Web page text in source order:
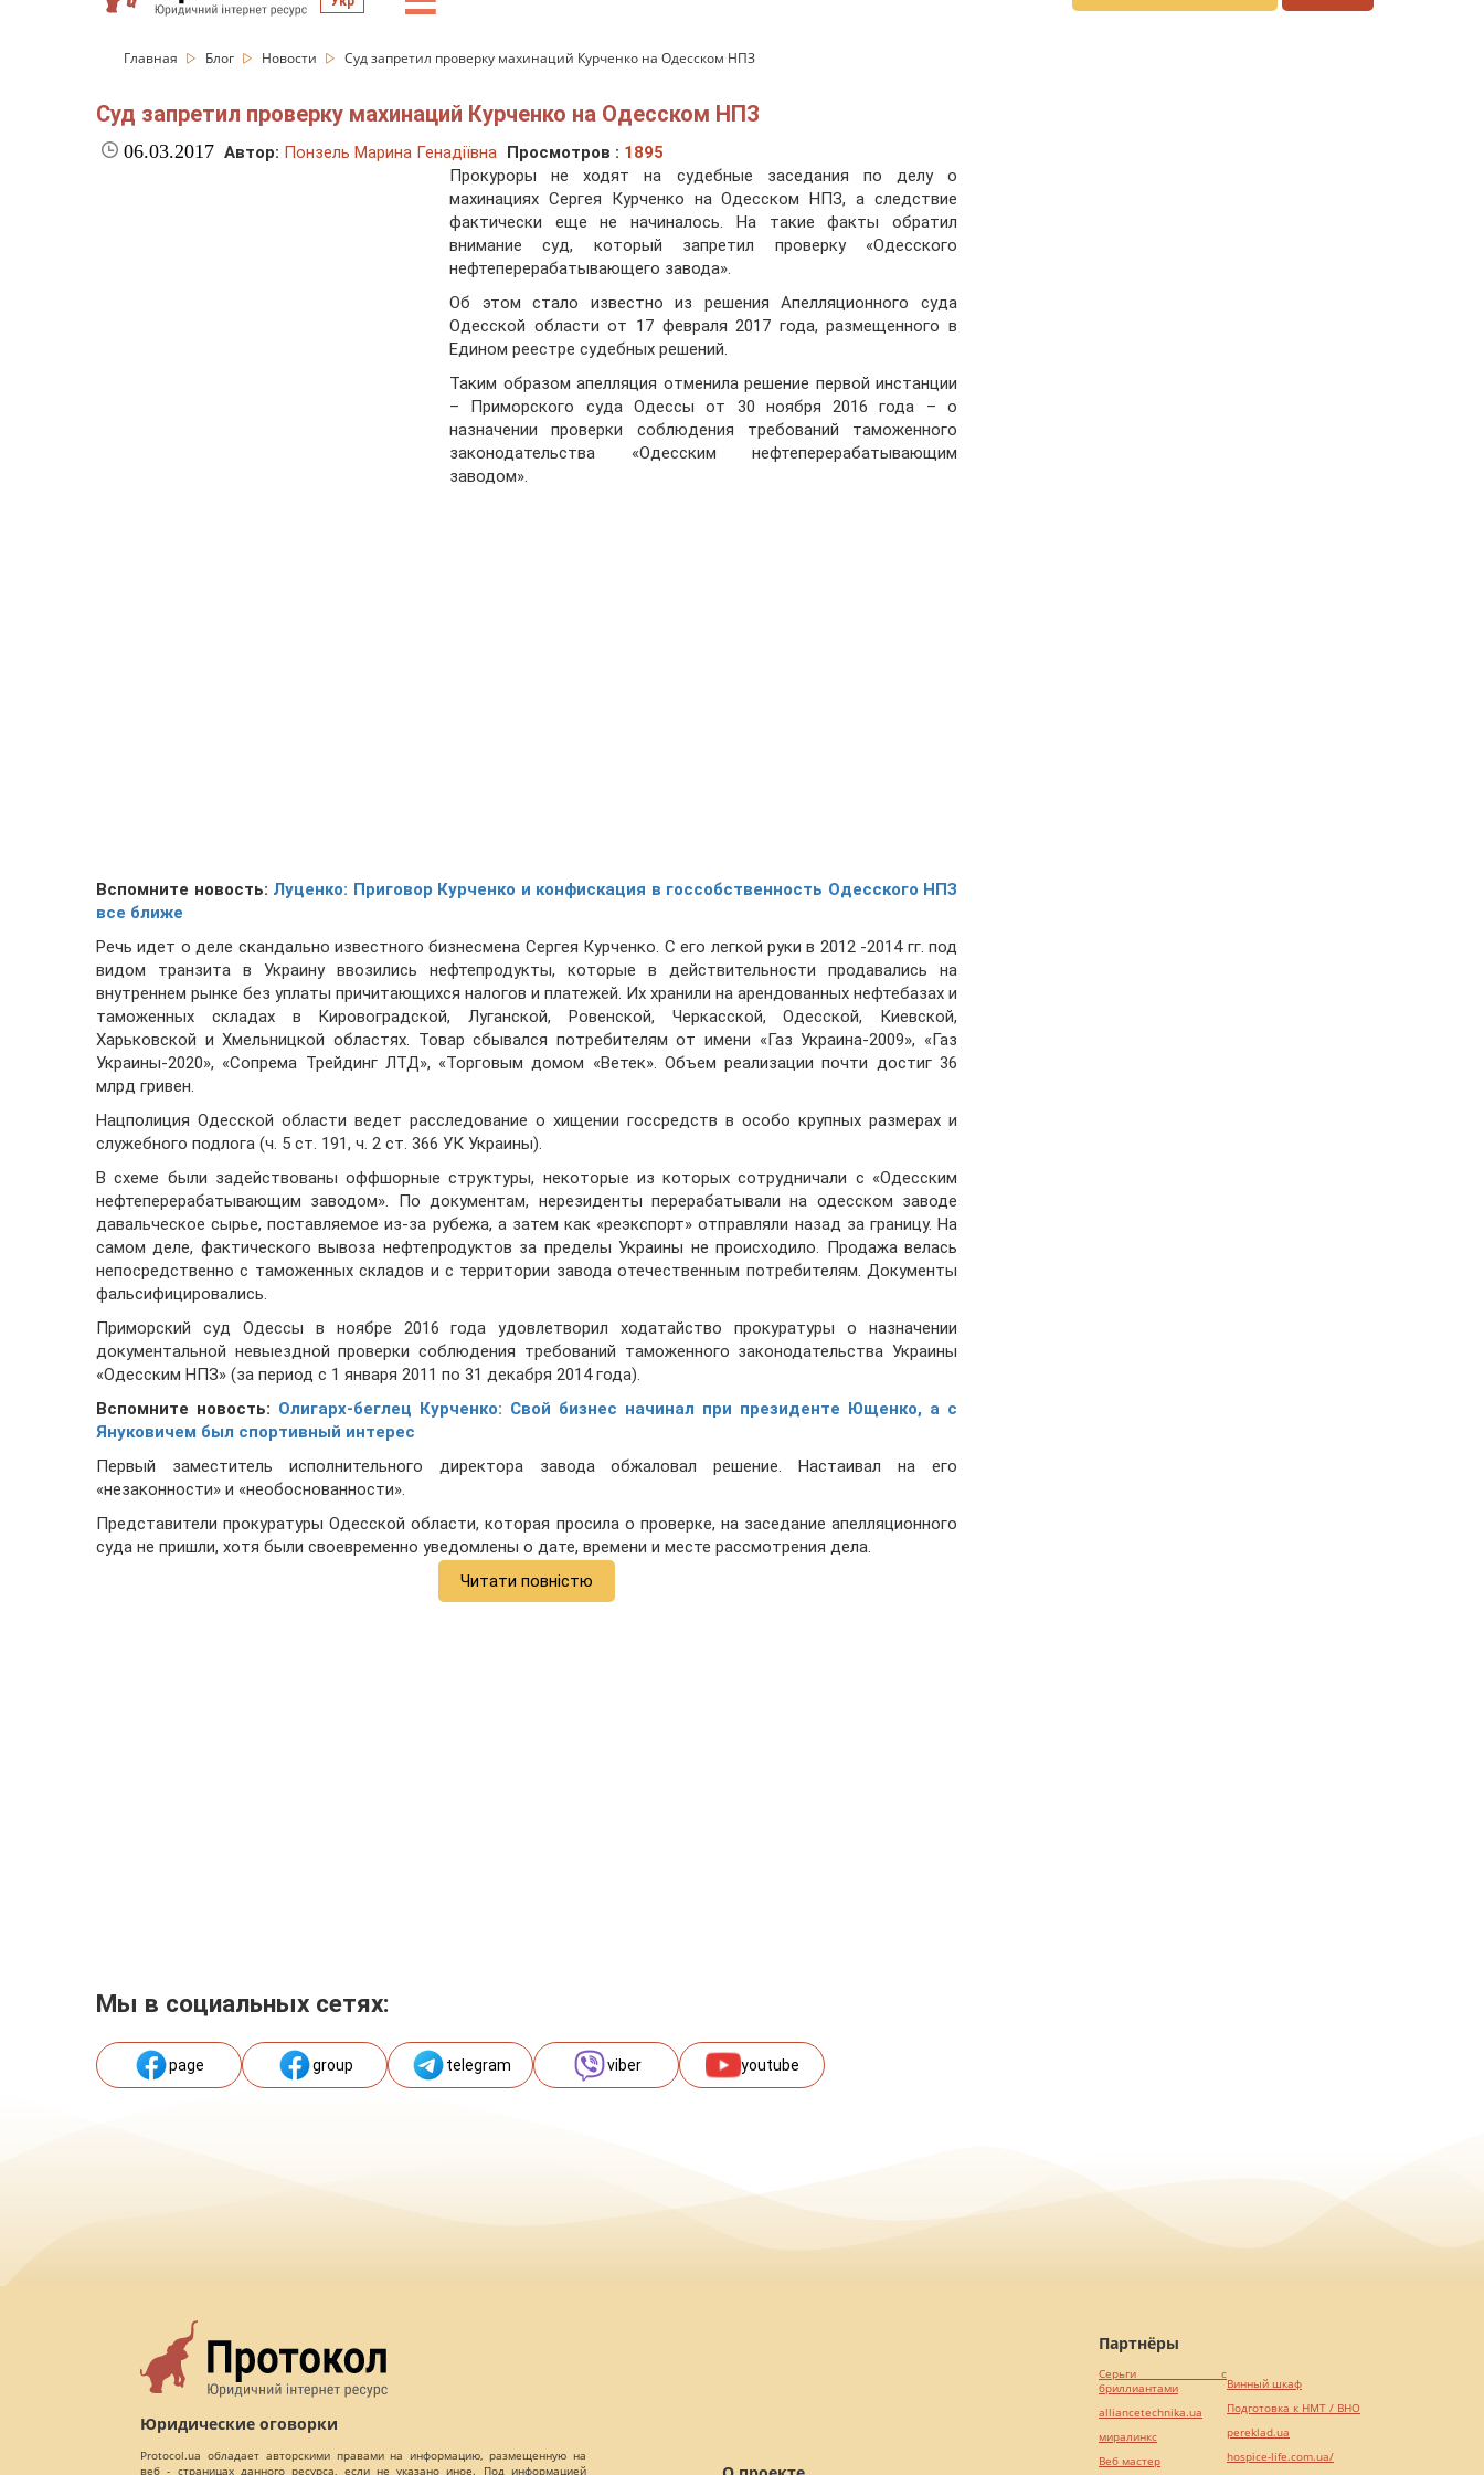
Главная Блог Новости Суд запретил проверку махинаций Курченко на Одесском НПЗ
Суд запретил проверку махинаций Курченко на Одесском НПЗ
06.03.2017 Автор: Понзель Марина Генадіївна Просмотров : 1895
Прокуроры не ходят на судебные заседания по делу о
махинациях Сергея Курченко на Одесском НПЗ, а следствие
фактически еще не начиналось. На такие факты обратил
внимание суд, который запретил проверку «Одесского
нефтеперерабатывающего завода».
Об этом стало известно из решения Апелляционного суда
Одесской области от 17 февраля 2017 года, размещенного в
Едином реестре судебных решений.
Таким образом апелляция отменила решение первой инстанции
– Приморского суда Одессы от 30 ноября 2016 года – о
назначении проверки соблюдения требований таможенного
законодательства «Одесским нефтеперерабатывающим
заводом».
Вспомните новость: Луценко: Приговор Курченко и конфискация в госсобственность Одесского НПЗ
все ближе
Речь идет о деле скандально известного бизнесмена Сергея Курченко. С его легкой руки в 2012 -2014 гг. под
видом транзита в Украину ввозились нефтепродукты, которые в действительности продавались на
внутреннем рынке без уплаты причитающихся налогов и платежей. Их хранили на арендованных нефтебазах и
таможенных складах в Кировоградской, Луганской, Ровенской, Черкасской, Одесской, Киевской,
Харьковской и Хмельницкой областях. Товар сбывался потребителям от имени «Газ Украина-2009», «Газ
Украины-2020», «Сопрема Трейдинг ЛТД», «Торговым домом «Ветек». Объем реализации почти достиг 36
млрд гривен.
Нацполиция Одесской области ведет расследование о хищении госсредств в особо крупных размерах и
служебного подлога (ч. 5 ст. 191, ч. 2 ст. 366 УК Украины).
В схеме были задействованы оффшорные структуры, некоторые из которых сотрудничали с «Одесским
нефтеперерабатывающим заводом». По документам, нерезиденты перерабатывали на одесском заводе
давальческое сырье, поставляемое из-за рубежа, а затем как «реэкспорт» отправляли назад за границу. На
самом деле, фактического вывоза нефтепродуктов за пределы Украины не происходило. Продажа велась
непосредственно с таможенных складов и с территории завода отечественным потребителям. Документы
фальсифицировались.
Приморский суд Одессы в ноябре 2016 года удовлетворил ходатайство прокуратуры о назначении
документальной невыездной проверки соблюдения требований таможенного законодательства Украины
«Одесским НПЗ» (за период с 1 января 2011 по 31 декабря 2014 года).
Вспомните новость: Олигарх-беглец Курченко: Свой бизнес начинал при президенте Ющенко, а с
Януковичем был спортивный интерес
Первый заместитель исполнительного директора завода обжаловал решение. Настаивал на его
«незаконности» и «необоснованности».
Представители прокуратуры Одесской области, которая просила о проверке, на заседание апелляционного
суда не пришли, хотя были своевременно уведомлены о дате, времени и месте рассмотрения дела.
Читати повністю
Мы в социальных сетях:
page group telegram viber youtube
Юридические оговорки
Protocol.ua обладает авторскими правами на информацию, размещенную на
веб - страницах данного ресурса, если не указано иное. Под информацией
Партнёры
Серьги с
бриллиантами
alliancetechnika.ua
миралинкс
Веб мастер
Винный шкаф
Подготовка к НМТ / ВНО
pereklad.ua
hospice-life.com.ua/